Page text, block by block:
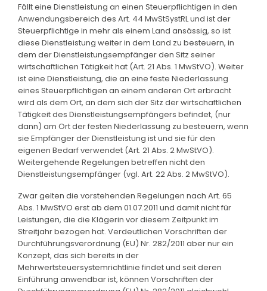
Fällt eine Dienstleistung an einen Steuerpflichtigen in den
Anwendungsbereich des Art. 44 MwStSystRL und ist der
Steuerpflichtige in mehr als einem Land ansässig, so ist
diese Dienstleistung weiter in dem Land zu besteuern, in
dem der Dienstleistungsempfänger den Sitz seiner
wirtschaftlichen Tätigkeit hat (Art. 21 Abs. 1 MwStVO). Weiter
ist eine Dienstleistung, die an eine feste Niederlassung
eines Steuerpflichtigen an einem anderen Ort erbracht
wird als dem Ort, an dem sich der Sitz der wirtschaftlichen
Tätigkeit des Dienstleistungsempfängers befindet, (nur
dann) am Ort der festen Niederlassung zu besteuern, wenn
sie Empfänger der Dienstleistung ist und sie für den
eigenen Bedarf verwendet (Art. 21 Abs. 2 MwStVO).
Weitergehende Regelungen betreffen nicht den
Dienstleistungsempfänger (vgl. Art. 22 Abs. 2 MwStVO).
Zwar gelten die vorstehenden Regelungen nach Art. 65
Abs. 1 MwStVO erst ab dem 01.07.2011 und damit nicht für
Leistungen, die die Klägerin vor diesem Zeitpunkt im
Streitjahr bezogen hat. Verdeutlichen Vorschriften der
Durchführungsverordnung (EU) Nr. 282/2011 aber nur ein
Konzept, das sich bereits in der
Mehrwertsteuersystemrichtlinie findet und seit deren
Einführung anwendbar ist, können Vorschriften der